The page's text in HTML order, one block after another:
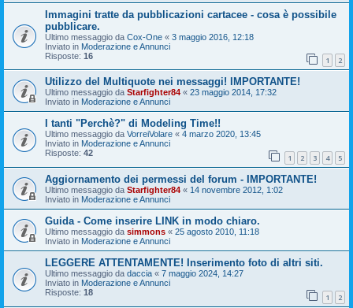
Immagini tratte da pubblicazioni cartacee - cosa è possibile
pubblicare.
Ultimo messaggio da Cox-One « 3 maggio 2016, 12:18
Inviato in Moderazione e Annunci
Risposte: 16 1 2
Utilizzo del Multiquote nei messaggi! IMPORTANTE!
Ultimo messaggio da Starfighter84 « 23 maggio 2014, 17:32
Inviato in Moderazione e Annunci
I tanti "Perchè?" di Modeling Time!!
Ultimo messaggio da VorreiVolare « 4 marzo 2020, 13:45
Inviato in Moderazione e Annunci
Risposte: 42 1 2 3 4 5
Aggiornamento dei permessi del forum - IMPORTANTE!
Ultimo messaggio da Starfighter84 « 14 novembre 2012, 1:02
Inviato in Moderazione e Annunci
Guida - Come inserire LINK in modo chiaro.
Ultimo messaggio da simmons « 25 agosto 2010, 11:18
Inviato in Moderazione e Annunci
LEGGERE ATTENTAMENTE! Inserimento foto di altri siti.
Ultimo messaggio da daccia « 7 maggio 2024, 14:27
Inviato in Moderazione e Annunci
Risposte: 18 1 2